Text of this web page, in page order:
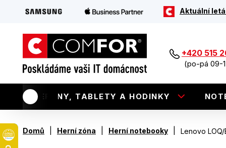
Aktuální
+420 515
(po-pá 09-
TELEFONY, TABLETY A HODINKY
Domů Herní zóna Herní notebooky Lenovo LOQ/